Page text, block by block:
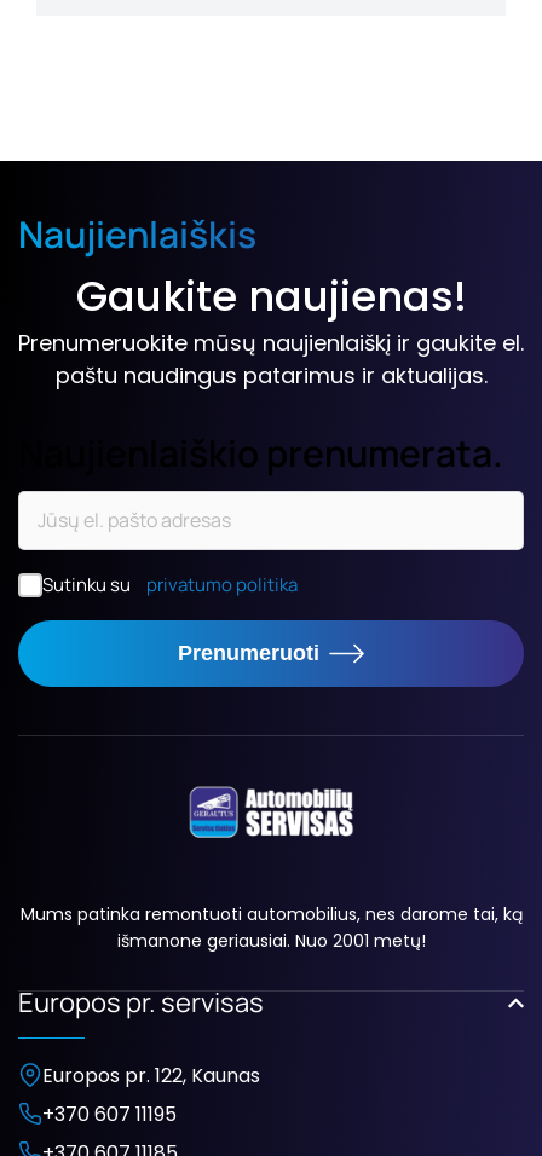
Naujienlaiškis
Gaukite naujienas!
Prenumeruokite mūsų naujienlaiškį ir gaukite el.
paštu naudingus patarimus ir aktualijas.
Naujienlaiškio prenumerata.
Sutinku su privatumo politika
Prenumeruoti
Mums patinka remontuoti automobilius, nes darome tai, ką
išmanone geriausiai. Nuo 2001 metų!
Europos pr. servisas
Europos pr. 122, Kaunas
+370 607 11195